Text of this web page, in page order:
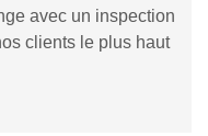
avec un inspection
clients le plus haut